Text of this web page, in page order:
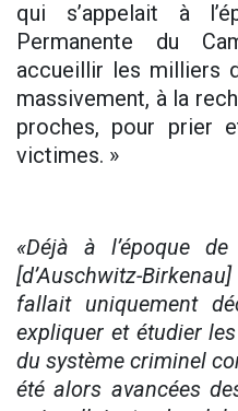
qui s’appelait à
Permanente du
accueillir les milliers
massivement, à la
proches, pour prier
victimes. »
«Déjà à l’époque
[d’Auschwitz-
fallait uniquement
expliquer et étudier
du système criminel
été alors avancées